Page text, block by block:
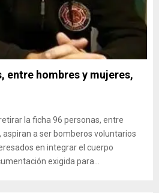
entre hombres y mujeres,
la ficha 96 personas, entre
a ser bomberos voluntarios
en integrar el cuerpo
exigida para...